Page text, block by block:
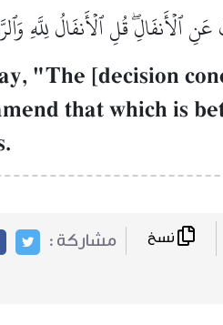
ٱلۡأَنفَالِۖ قُلِ ٱلۡأَنفَالُ لِلَّهِ
"The [decision
that which is
مشاركة :